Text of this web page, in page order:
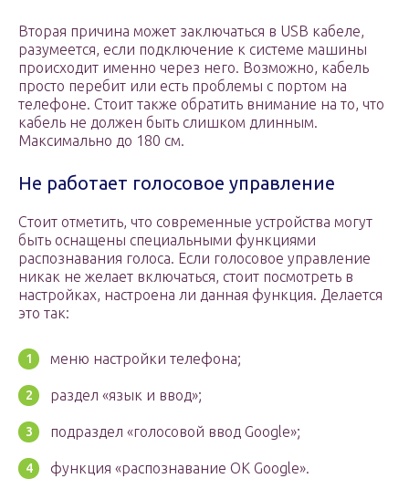
Вторая причина может заключаться в USB кабеле,
разумеется, если подключение к системе машины
происходит именно через него. Возможно, кабель
просто перебит или есть проблемы с портом на
телефоне. Стоит также обратить внимание на то, что
кабель не должен быть слишком длинным.
Максимально до 180 см.
Не работает голосовое управление
Стоит отметить, что современные устройства могут
быть оснащены специальными функциями
распознавания голоса. Если голосовое управление
никак не желает включаться, стоит посмотреть в
настройках, настроена ли данная функция. Делается
это так:
меню настройки телефона;
раздел «язык и ввод»;
подраздел «голосовой ввод Google»;
функция «распознавание ОК Google».